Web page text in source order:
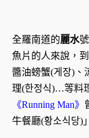
全羅南道的麗水
魚片的人來說，到
醬油螃蟹(게장)、
理(한정식)…等料
《Running Man》
牛餐廳(황소식당)